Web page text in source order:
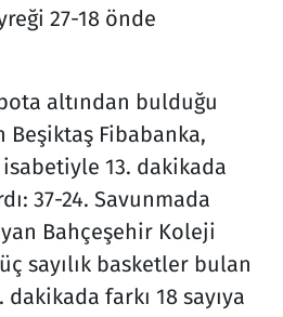
27-18 önde
altından bulduğu
Fibabanka,
isabetiyle 13. dakikada
37-24. Savunmada
Bahçeşehir Koleji
sayılık basketler bulan
farkı 18 sayıya